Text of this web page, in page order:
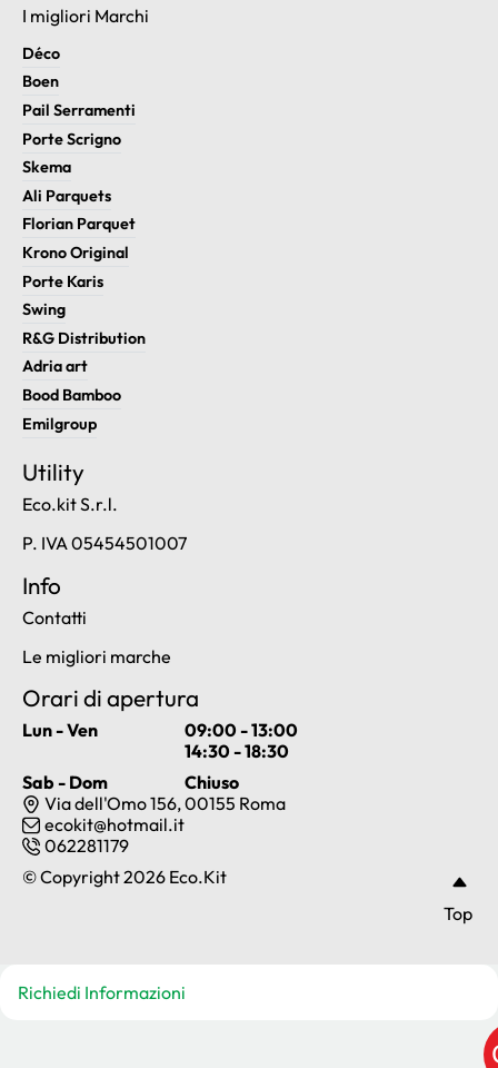
I migliori Marchi
Déco
Boen
Pail Serramenti
Porte Scrigno
Skema
Ali Parquets
Florian Parquet
Krono Original
Porte Karis
Swing
R&G Distribution
Adria art
Bood Bamboo
Emilgroup
Utility
Eco.kit S.r.l.
P. IVA 05454501007
Info
Contatti
Le migliori marche
Orari di apertura
Lun - Ven
09:00 - 13:00
14:30 - 18:30
Sab - Dom
Chiuso
Via dell'Omo 156, 00155 Roma
ecokit@hotmail.it
062281179
© Copyright 2026 Eco.Kit
Top
Richiedi Informazioni